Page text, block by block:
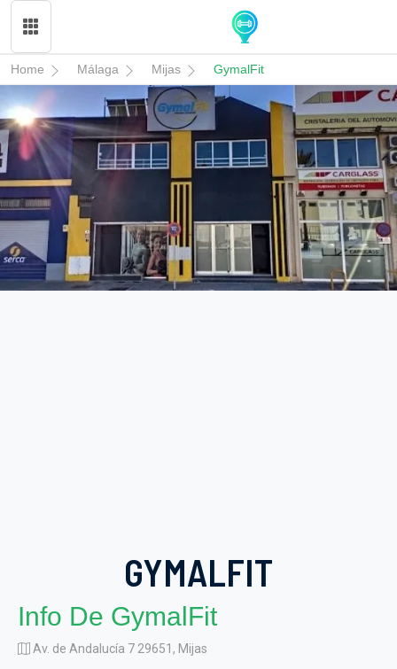
Home Málaga Mijas GymalFit
GYMALFIT
Info De GymalFit
Av. de Andalucía 7 29651, Mijas